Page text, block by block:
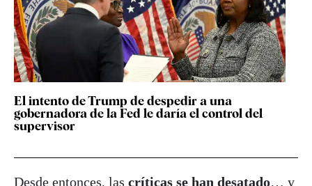
El intento de Trump de despedir a una
gobernadora de la Fed le daría el control del
supervisor
Desde entonces, las críticas se han desatado… y